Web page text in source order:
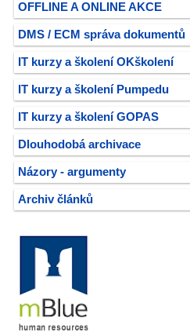
OFFLINE A ONLINE AKCE
DMS / ECM správa dokumentů
IT kurzy a školení OKškolení
IT kurzy a školení Pumpedu
IT kurzy a školení GOPAS
Dlouhodobá archivace
Názory - argumenty
Archiv článků